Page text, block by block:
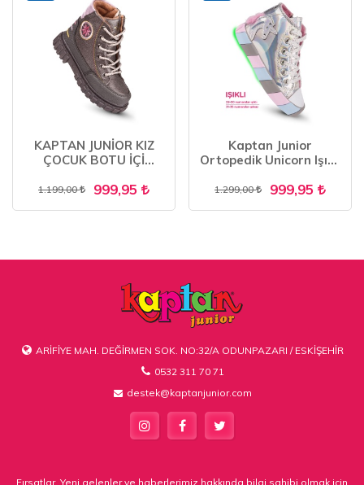
KAPTAN JUNİOR KIZ
ÇOCUK BOTU İÇİ
1.199,00 999,95
Kaptan Junior
Ortopedik Unicorn Işıklı
500
1.299,00 999,95
ARİFİYE MAH. DEĞİRMEN SOK. NO:32/A ODUNPAZARI / ESKİŞEHİR
0532 311 70 71
destek@kaptanjunior.com
Fırsatlar, Yeni gelenler ve haberlerimiz hakkında bilgi sahibi olmak için